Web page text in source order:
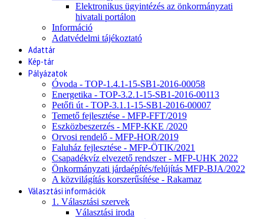
Elektronikus ügyintézés az önkormányzati
hivatali portálon
Információ
Adatvédelmi tájékoztató
Adattár
Kép-tár
Pályázatok
Óvoda - TOP-1.4.1-15-SB1-2016-00058
Energetika - TOP-3.2.1-15-SB1-2016-00113
Petőfi út - TOP-3.1.1-15-SB1-2016-00007
Temető fejlesztése - MFP-FFT/2019
Eszközbeszerzés - MFP-KKE /2020
Orvosi rendelő - MFP-HOR/2019
Faluház fejlesztése - MFP-ÖTIK/2021
Csapadékvíz elvezető rendszer - MFP-UHK 2022
Önkormányzati járdaépítés/felújítás MFP-BJA/2022
A közvilágítás korszerűsítése - Rakamaz
Választási információk
1. Választási szervek
Választási iroda